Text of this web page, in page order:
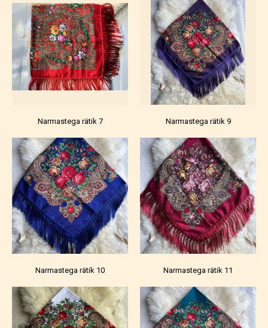
Narmastega rätik 7 Narmastega rätik 9
Narmastega rätik 10 Narmastega rätik 11